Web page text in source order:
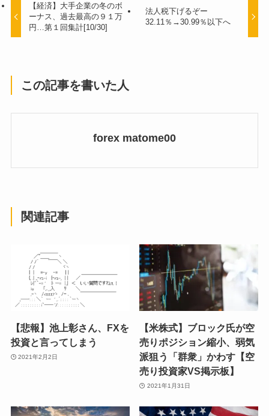
【経済】大手企業の冬のボ
ーナス、過去最高の９１万
円…第１回集計[10/30]
法人税下げるぞー
32.11％→30.99％以下へ
この記事を書いた人
forex matome00
関連記事
【悲報】池上彰さん、FXを
投資と言ってしまう
2021年2月2日
【米株式】ブロック氏が空
売りポジション縮小、弱気
派狙う「群衆」かわす【空
売り投資家VS掲示板】
2021年1月31日